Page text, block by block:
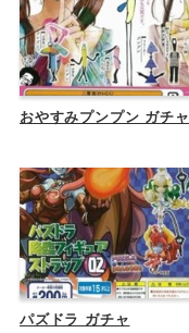
おやすみプンプン ガチャ
パズドラ ガチャ